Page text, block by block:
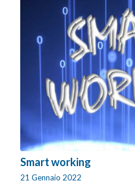
Smart working
21 Gennaio 2022